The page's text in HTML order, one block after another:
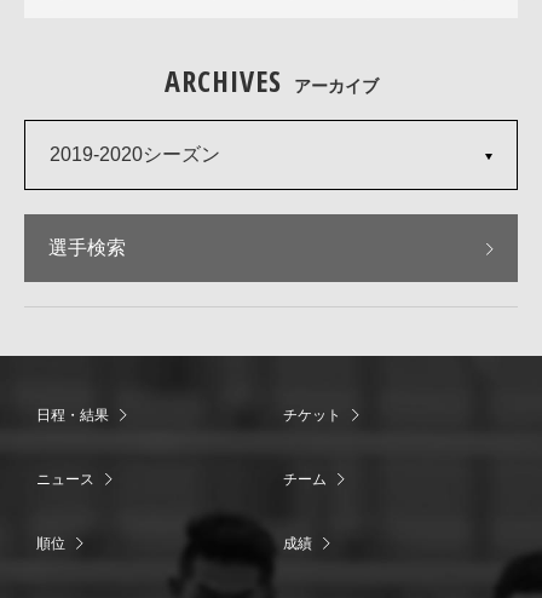
ARCHIVES アーカイブ
2019-2020シーズン
選手検索
日程・結果 チケット
ニュース チーム
順位 成績